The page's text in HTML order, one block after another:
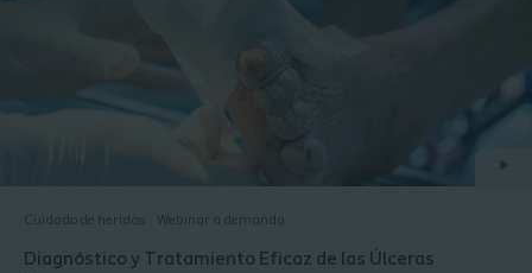
Cuidado de heridas Webinar a demanda
Diagnóstico y Tratamiento Eficaz de las Úlceras